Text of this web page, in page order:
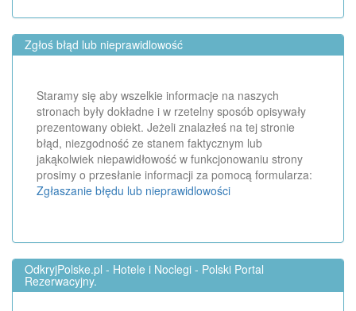
Zgłoś błąd lub nieprawidlowość
Staramy się aby wszelkie informacje na naszych
stronach były dokładne i w rzetelny sposób opisywały
prezentowany obiekt. Jeżeli znalazłeś na tej stronie
błąd, niezgodność ze stanem faktycznym lub
jakąkolwiek niepawidłowość w funkcjonowaniu strony
prosimy o przesłanie informacji za pomocą formularza:
Zgłaszanie błędu lub nieprawidlowości
OdkryjPolske.pl - Hotele i Noclegi - Polski Portal
Rezerwacyjny.